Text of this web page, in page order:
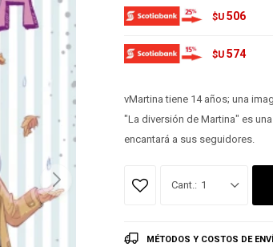
$U 506
$U 574
vMartina tiene 14 años; una
"La diversión de Martina" es
encantará a sus seguidores.
1
MÉTODOS Y COSTOS DE